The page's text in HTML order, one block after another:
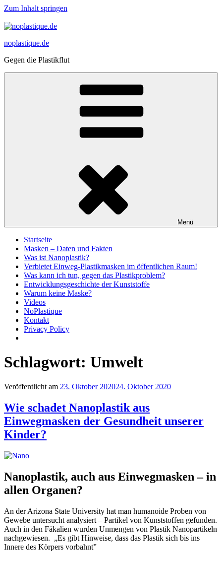
Zum Inhalt springen
noplastique.de
Gegen die Plastikflut
Menü
Startseite
Masken – Daten und Fakten
Was ist Nanoplastik?
Verbietet Einweg-Plastikmasken im öffentlichen Raum!
Was kann ich tun, gegen das Plastikproblem?
Entwicklungsgeschichte der Kunststoffe
Warum keine Maske?
Videos
NoPlastique
Kontakt
Privacy Policy
Schlagwort: Umwelt
Veröffentlicht am 23. Oktober 202024. Oktober 2020
Wie schadet Nanoplastik aus
Einwegmasken der Gesundheit unserer
Kinder?
Nanoplastik, auch aus Einwegmasken – in
allen Organen?
An der Arizona State University hat man humanoide Proben von
Gewebe untersucht analysiert – Partikel von Kunststoffen gefunden.
Auch in den Fäkalien wurden Unmengen von Plastik Nanopartikeln
nachgewiesen. „Es gibt Hinweise, dass das Plastik sich bis ins
Innere des Körpers vorbahnt”